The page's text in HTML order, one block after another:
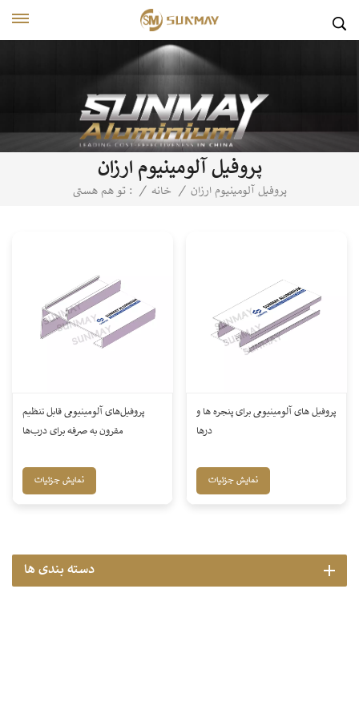
پروفیل آلومینیوم ارزان
تو هم هستی : / خانه / پروفیل آلومینیوم ارزان
پروفیل‌های آلومینیومی قابل تنظیم
مقرون به صرفه برای درب‌ها
نمایش جزئیات
پروفیل های آلومینیومی برای پنجره ها و
درها
نمایش جزئیات
دسته بندی ها